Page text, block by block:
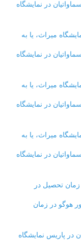
در نمایشگاه
میراث، یا به
در نمایشگاه
میراث، یا به
در نمایشگاه
میراث، یا به
در نمایشگاه
زمان تحصیل در
هوگو در زمان
در پاریس نمایشگاه